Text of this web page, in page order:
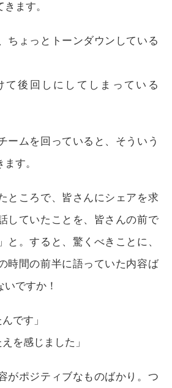
ます。
ちょっとトーンダウンしている
て後回しにしてしまっている
ームを回っていると、そういう
す。
ところで、皆さんにシェアを求
していたことを、皆さんの前で
と。すると、驚くべきことに、
時間の前半に語っていた内容ば
ですか！
です」
を感じました」
がポジティブなものばかり。つ